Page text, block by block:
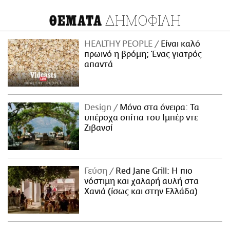
ΘΕΜΑΤΑ ΔΗΜΟΦΙΛΗ
HEALTHY PEOPLE
Είναι καλό
πρωινό η βρόμη; Ένας γιατρός
απαντά
Design
Μόνο στα όνειρα: Τα
υπέροχα σπίτια του Ιμπέρ ντε
Ζιβανσί
Γεύση
Red Jane Grill: Η πιο
νόστιμη και χαλαρή αυλή στα
Χανιά (ίσως και στην Ελλάδα)